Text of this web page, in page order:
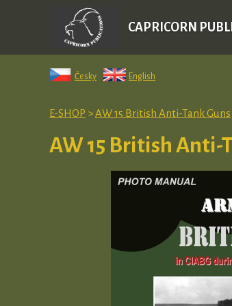
CAPRICORN
Česky English
E-SHOP >AW 15 British Anti-Tank Guns
AW 15 British Anti-